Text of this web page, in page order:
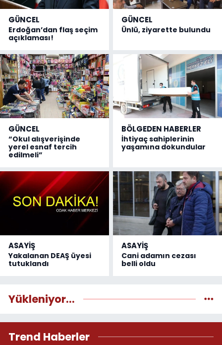
GÜNCEL
Erdoğan’dan flaş seçim
açıklaması!
GÜNCEL
Ünlü, ziyarette bulundu
GÜNCEL
“Okul alışverişinde
yerel esnaf tercih
edilmeli”
BÖLGEDEN HABERLER
İhtiyaç sahiplerinin
yaşamına dokundular
ASAYİŞ
Yakalanan DEAŞ üyesi
tutuklandı
ASAYİŞ
Cani adamın cezası
belli oldu
Yükleniyor...
Trend Haberler